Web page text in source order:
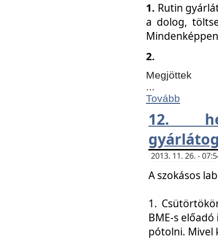
1. Rutin
a dolog,
2.
Megjöttek
...
Tovább
12.
2013. 11. 26. -
A szokásos
1.
BME-s
pótolni. Mivel